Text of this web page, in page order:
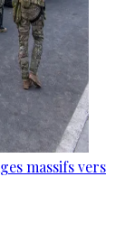
massifs vers